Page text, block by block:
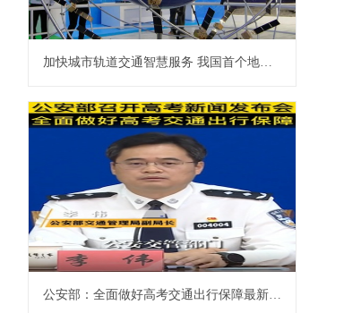
加快城市轨道交通智慧服务 我国首个地铁北斗定位系统开建
公安部：全面做好高考交通出行保障最新推荐